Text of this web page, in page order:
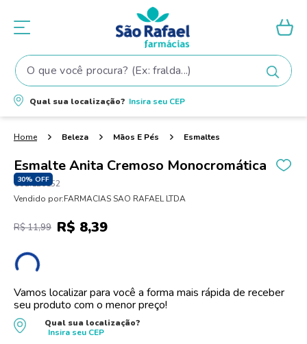
O que você procura? (Ex: fralda...)
Qual sua localização? Insira seu CEP
Beleza Mãos E Pés Esmaltes
30% OFF
Esmalte Anita Cremoso Monocromática
126152
Vendido por:FARMACIAS SAO RAFAEL LTDA
R$11,99 R$ 8,39
Vamos localizar para você a forma mais rápida de receber
seu produto com o menor preço!
Qual sua localização?
Insira seu CEP
Termos mais buscados
1º fralda
shampoo
4º lenço umedecido
5º tintura cabelo
6º elseve
7
8º
9º esmalte
dove